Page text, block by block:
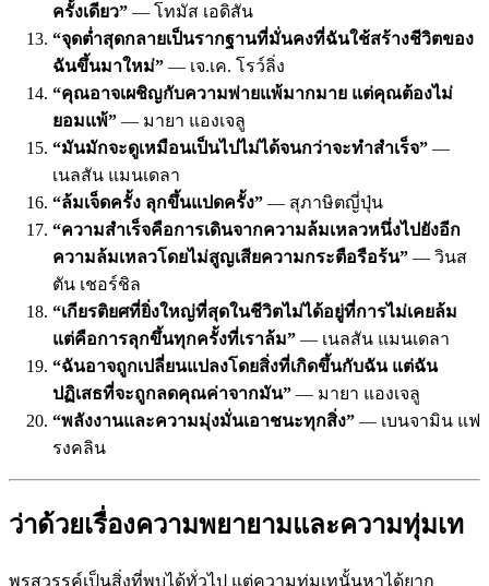
ครั้งเดียว” — โทมัส เอดิสัน
“จุดต่ำสุดกลายเป็นรากฐานที่มั่นคงที่ฉันใช้สร้างชีวิตของ
ฉันขึ้นมาใหม่” — เจ.เค. โรว์ลิ่ง
“คุณอาจเผชิญกับความพ่ายแพ้มากมาย แต่คุณต้องไม่
ยอมแพ้” — มายา แองเจลู
“มันมักจะดูเหมือนเป็นไปไม่ได้จนกว่าจะทำสำเร็จ” —
เนลสัน แมนเดลา
“ล้มเจ็ดครั้ง ลุกขึ้นแปดครั้ง” — สุภาษิตญี่ปุ่น
“ความสำเร็จคือการเดินจากความล้มเหลวหนึ่งไปยังอีก
ความล้มเหลวโดยไม่สูญเสียความกระตือรือร้น” — วินส
ตัน เชอร์ชิล
“เกียรติยศที่ยิ่งใหญ่ที่สุดในชีวิตไม่ได้อยู่ที่การไม่เคยล้ม
แต่คือการลุกขึ้นทุกครั้งที่เราล้ม” — เนลสัน แมนเดลา
“ฉันอาจถูกเปลี่ยนแปลงโดยสิ่งที่เกิดขึ้นกับฉัน แต่ฉัน
ปฏิเสธที่จะถูกลดคุณค่าจากมัน” — มายา แองเจลู
“พลังงานและความมุ่งมั่นเอาชนะทุกสิ่ง” — เบนจามิน แฟ
รงคลิน
ว่าด้วยเรื่องความพยายามและความทุ่มเท
พรสวรรค์เป็นสิ่งที่พบได้ทั่วไป แต่ความทุ่มเทนั้นหาได้ยาก